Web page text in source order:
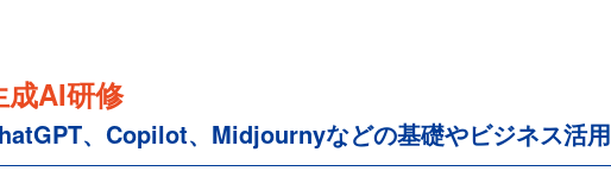
成AI研修
、Copilot、Midjournyなどの基礎やビジネス活用